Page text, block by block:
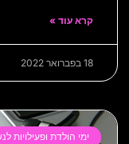
קרא עוד »
18 בפברואר 2022
ימי הולדת ופעילויות